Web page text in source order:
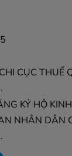
CỤC THUẾ
KÝ HỘ
NHÂN DÂN